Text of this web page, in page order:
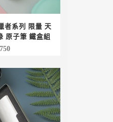
者系列 限量 天
原子筆 鐵盒組